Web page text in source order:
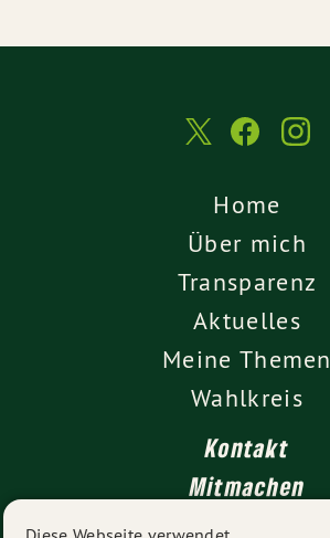
Home
Über mich
Transparenz
Aktuelles
Meine Themen
Wahlkreis
Kontakt
Mitmachen